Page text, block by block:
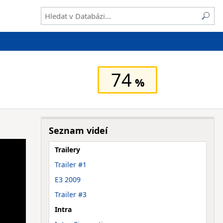
74
Seznam videí
Trailery
Trailer #1
E3 2009
Trailer #3
Intra